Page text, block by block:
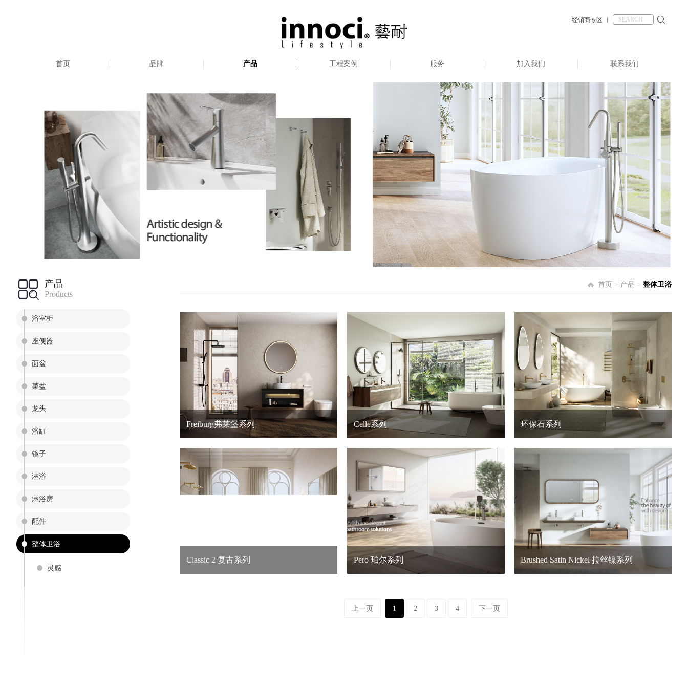
经销商专区
首页 品牌 产品 工程案例 服务 加入我们 联系我们
产品
Products
浴室柜
座便器
面盆
菜盆
龙头
浴缸
镜子
淋浴
淋浴房
配件
整体卫浴
灵感
首页 > 产品 > 整体卫浴
Freiburg弗莱堡系列 Celle系列 环保石系列
Classic 2 复古系列 Pero 珀尔系列 Brushed Satin Nickel 拉丝镍系列
上一页 1 2 3 4 下一页